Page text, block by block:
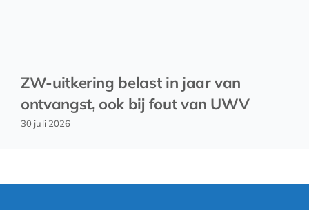
ZW-uitkering belast in jaar van
ontvangst, ook bij fout van UWV
30 juli 2026